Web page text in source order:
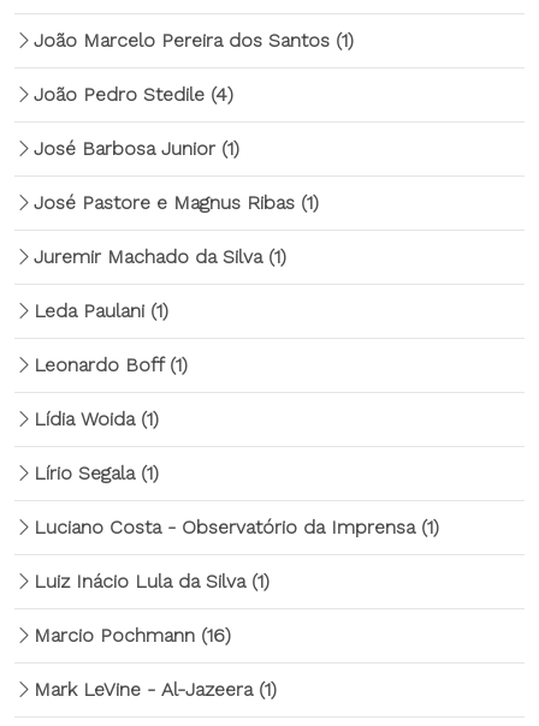
João Marcelo Pereira dos Santos (1)
João Pedro Stedile (4)
José Barbosa Junior (1)
José Pastore e Magnus Ribas (1)
Juremir Machado da Silva (1)
Leda Paulani (1)
Leonardo Boff (1)
Lídia Woida (1)
Lírio Segala (1)
Luciano Costa - Observatório da Imprensa (1)
Luiz Inácio Lula da Silva (1)
Marcio Pochmann (16)
Mark LeVine - Al-Jazeera (1)